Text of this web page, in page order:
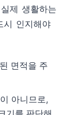
제 생활하는
시 인지해야
면적을 주
아니므로,